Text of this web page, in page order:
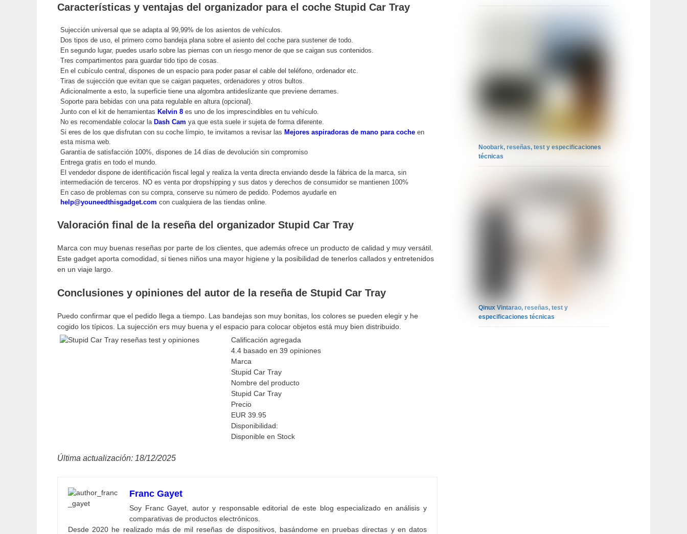
Características y ventajas del organizador para el coche Stupid Car Tray
Sujección universal que se adapta al 99,99% de los asientos de vehículos.
Dos tipos de uso, el primero como bandeja plana sobre el asiento del coche para sustener de todo.
En segundo lugar, puedes usarlo sobre las piernas con un riesgo menor de que se caigan sus contenidos.
Tres compartimentos para guardar tido tipo de cosas.
En el cubículo central, dispones de un espacio para poder pasar el cable del teléfono, ordenador etc.
Tiras de sujección que evitan que se caigan paquetes, ordenadores y otros bultos.
Adicionalmente a esto, la superficie tiene una algombra antideslizante que previene derrames.
Soporte para bebidas con una pata regulable en altura (opcional).
Junto con el kit de herramientas Kelvin 8 es uno de los imprescindibles en tu vehículo.
No es recomendable colocar la Dash Cam ya que esta suele ir sujeta de forma diferente.
Si eres de los que disfrutan con su coche límpio, te invitamos a revisar las Mejores aspiradoras de mano para coche en
esta misma web.
Garantía de satisfacción 100%, dispones de 14 días de devolución sin compromiso
Entrega gratis en todo el mundo.
El vendedor dispone de identificación fiscal legal y realiza la venta directa enviando desde la fábrica de la marca, sin
intermediación de terceros. NO es venta por dropshipping y sus datos y derechos de consumidor se mantienen 100%
En caso de problemas con su compra, conserve su número de pedido. Podemos ayudarle en
help@youneedthisgadget.com con cualquiera de las tiendas online.
Valoración final de la reseña del organizador Stupid Car Tray
Marca con muy buenas reseñas por parte de los clientes, que además ofrece un producto de calidad y muy versátil.
Este gadget aporta comodidad, si tienes niños una mayor higiene y la posibilidad de tenerlos callados y entretenidos
en un viaje largo.
Conclusiones y opiniones del autor de la reseña de Stupid Car Tray
Puedo confirmar que el pedido llega a tiempo. Las bandejas son muy bonitas, los colores se pueden elegir y he
cogido los típicos. La sujección ers muy buena y el espacio para colocar objetos está muy bien distribuido.
Calificación agregada
4.4basado en 39 opiniones
Marca
Stupid Car Tray
Nombre del producto
Stupid Car Tray
Precio
EUR 39.95
Disponibilidad:
Disponible en Stock
Última actualización: 18/12/2025
Franc Gayet
Soy Franc Gayet, autor y responsable editorial de este blog especializado en análisis y
comparativas de productos electrónicos.
Desde 2020 he realizado más de mil reseñas de dispositivos, basándome en pruebas directas y en datos
Noobark, reseñas, test y especificaciones
técnicas
Qinux Vintarao, reseñas, test y
especificaciones técnicas